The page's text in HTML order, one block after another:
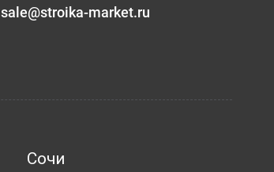
sale@stroika-market.ru
Сочи